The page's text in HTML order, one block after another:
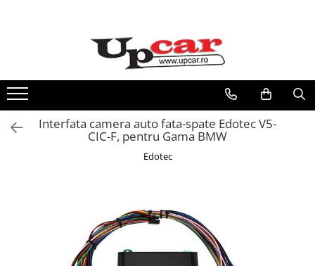
Toate Produsele
Trotinete Electrice
Biciclete Electrice
Tricicluri Electrice
Scutere Electrice
Interfata camera auto fata-spate Edotec V5-
CIC-F, pentru Gama BMW
Edotec